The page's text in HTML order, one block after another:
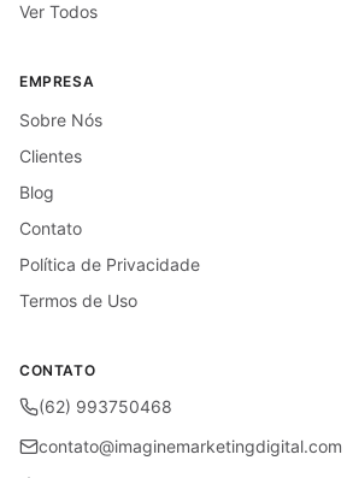
Ver Todos
EMPRESA
Sobre Nós
Clientes
Blog
Contato
Política de Privacidade
Termos de Uso
CONTATO
(62) 993750468
contato@imaginemarketingdigital.com